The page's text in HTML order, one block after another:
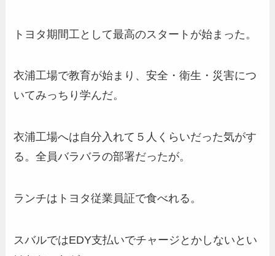
トヨタ期間工として最高のスタートが始まった。
衣浦工場で教育が始まり、安全・衛生・災害につ
いてみっちり学んだ。
衣浦工場へは自分入れて５人くらいだった気がす
る。全員バラバラの部署だったが。
ランチはトヨタ従業員証で食べれる。
スバルではEDY支払いでチャージとかしないとい